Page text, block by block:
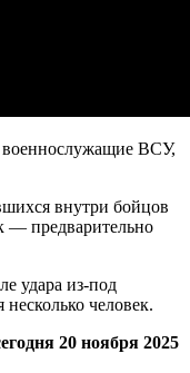
военнослужащие ВСУ,
внутри бойцов
— предварительно
удара из-под
человек.
20 ноября 2025